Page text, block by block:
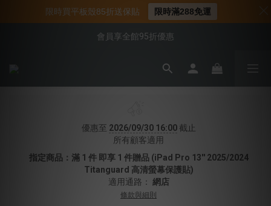
📍新客首購現折$50｜加入會員立即領取
📌年中下殺 手機殼3折起
會員享全館95折優惠
📍新客首購現折$50｜加入會員立即領取
優惠至 2026/09/30 16:00截止
所有顧客適用
指定商品：滿 1 件 即享 1 件贈品 (iPad Pro 13'' 2025/2024
Titanguard 高清螢幕保護貼)
適用通路： 網店
條款與細則
限時買平板殼85折送保貼 限時滿288免運